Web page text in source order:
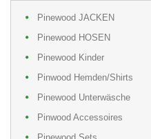
Pinewood JACKEN
Pinewood HOSEN
Pinewood Kinder
Pinwood Hemden/Shirts
Pinewood Unterwäsche
Pinwood Accessoires